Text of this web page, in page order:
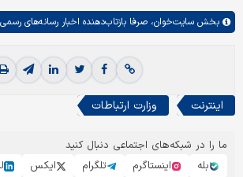
بخش سایت‌خوان، صرفا بازتاب‌دهنده اخبار رسانه‌های
اینترنت وزارت ارتباطات
ما را در شبکه‌های اجتماعی دنبال کنید
بله
اینستاگرم تلگرام ایکس